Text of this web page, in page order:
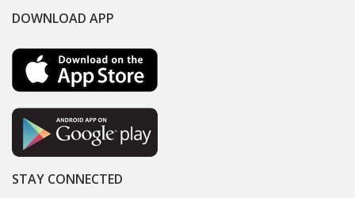
DOWNLOAD APP
STAY CONNECTED